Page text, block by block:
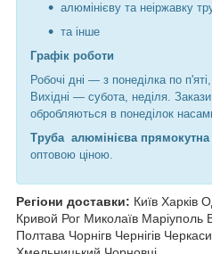
алюмінієву та неіржавку
та інше
Графік роботи
Робочі дні — з понеділка по
Вихідні — субота, неділя.
обробляються в понеділок
Труба алюмінієва
оптовою ціною.
Регіони доставки: Київ Харків
Кривой Рог Миколаїв Маріуполь
Полтава Чорнiгв Чернігів